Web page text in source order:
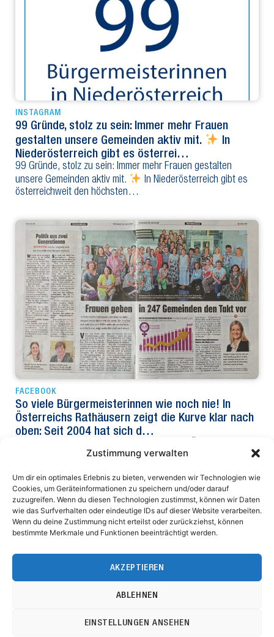
Zustimmung verwalten
Um dir ein optimales Erlebnis zu bieten, verwenden wir Technologien wie
Cookies, um Geräteinformationen zu speichern und/oder darauf
zuzugreifen. Wenn du diesen Technologien zustimmst, können wir Daten
wie das Surfverhalten oder eindeutige IDs auf dieser Website verarbeiten.
Wenn du deine Zustimmung nicht erteilst oder zurückziehst, können
bestimmte Merkmale und Funktionen beeinträchtigt werden.
AKZEPTIEREN
ABLEHNEN
EINSTELLUNGEN ANSEHEN
INSTAGRAM
99 Gründe, stolz zu sein: Immer mehr Frauen
gestalten unsere Gemeinden aktiv mit.
In
Niederösterreich gibt es österrei…
99 Gründe, stolz zu sein: Immer mehr Frauen gestalten
unsere Gemeinden aktiv mit.
In Niederösterreich gibt es
österreichweit den höchsten…
FACEBOOK
So viele Bürgermeisterinnen wie noch nie! In
Österreichs Rathäusern zeigt die Kurve klar nach
oben: Seit 2004 hat sich d…
Rathäusern zeigt die Kurve klar nach oben: Seit 2004 hat sich
Niederösterreichischer Gemeindebund
Ferstlergasse 4
3100 St. Pölten
Bürozeiten: MO – DO 8.00 bis 17.00 Uhr, FR 8.00 bis 12.00 Uhr
Fax: 02742/9020-8800